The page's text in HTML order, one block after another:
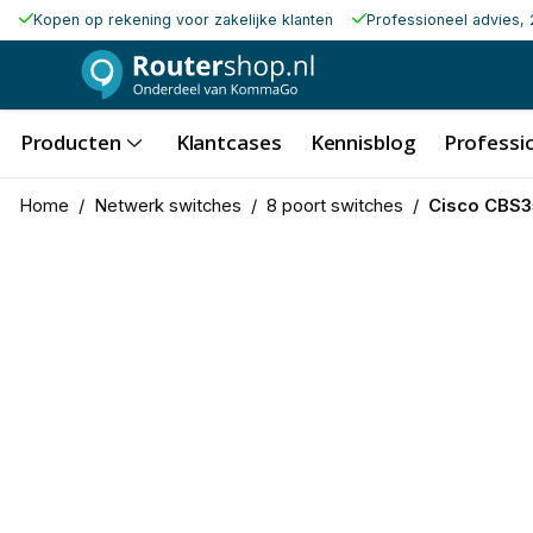
Kopen op rekening voor zakelijke klanten Professioneel advies,
Producten Klantcases Kennisblog
Home / Netwerk switches / 8 poort switches / Cisco